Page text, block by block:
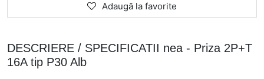
Adaugă la favorite
DESCRIERE / SPECIFICATII nea - Priza 2P+T
16A tip P30 Alb